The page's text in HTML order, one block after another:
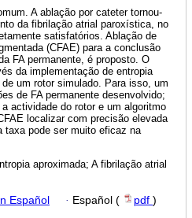
A ablação por cateter tornou-
da fibrilação atrial paroxística, no
satisfatórios. Ablação de
(CFAE) para a conclusão
FA permanente, é proposto. O
da implementação de entropia
um rotor simulado. Para isso, um
de FA permanente desenvolvido;
actividade do rotor e um algoritmo
localizar com precisão elevada
taxa pode ser muito eficaz na
aproximada; A fibrilação atrial
Español · Español ( pdf )